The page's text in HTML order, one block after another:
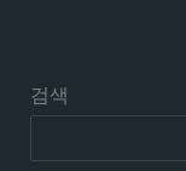
검색